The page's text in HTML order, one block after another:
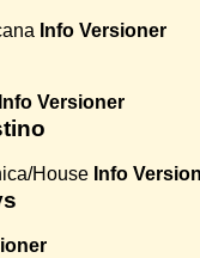
Info Versioner
Info Versioner
House Info